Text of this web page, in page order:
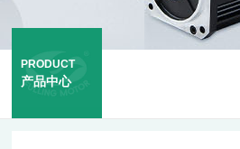
PRODUCT
产品中心